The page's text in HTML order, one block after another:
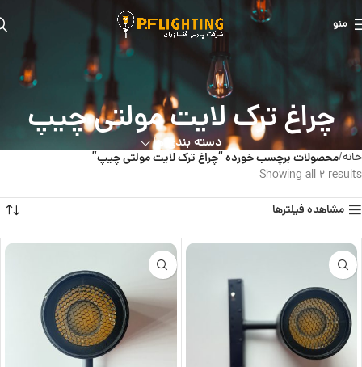
منو
چراغ ترک لایت مولتی چیپ
دسته بندی ها
خانه محصولات برچسب خورده “چراغ ترک لایت مولتی چیپ”
Showing all 2 results
مشاهده فیلترها